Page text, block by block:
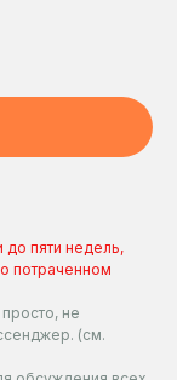
до пяти недель,
потраченном
не
(см.